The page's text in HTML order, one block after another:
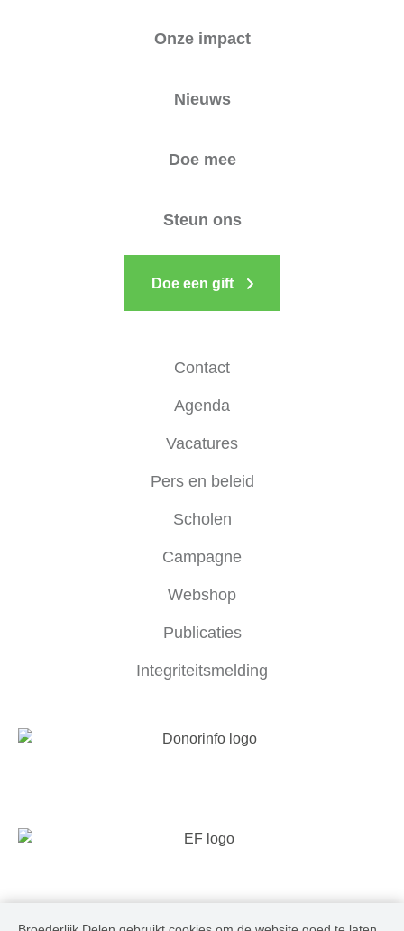
Onze impact
Nieuws
Doe mee
Steun ons
Doe een gift
Contact
Agenda
Vacatures
Pers en beleid
Scholen
Campagne
Webshop
Publicaties
Integriteitsmelding